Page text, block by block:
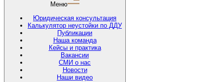
Меню
Юридическая консультация
Калькулятор неустойки по ДДУ
Публикации
Наша команда
Кейсы и практика
Вакансии
СМИ о нас
Новости
Наши видео